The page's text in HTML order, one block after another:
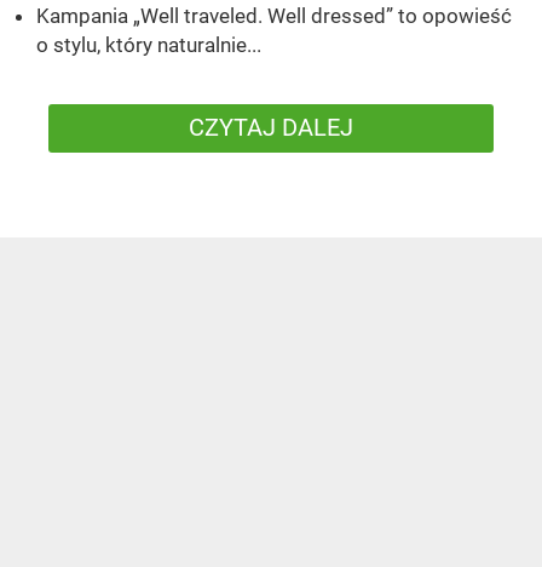
Kampania „Well traveled. Well dressed” to opowieść
o stylu, który naturalnie...
CZYTAJ DALEJ